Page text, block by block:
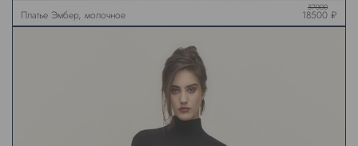
Платье Эмбер, молочное
37000
18500 ₽